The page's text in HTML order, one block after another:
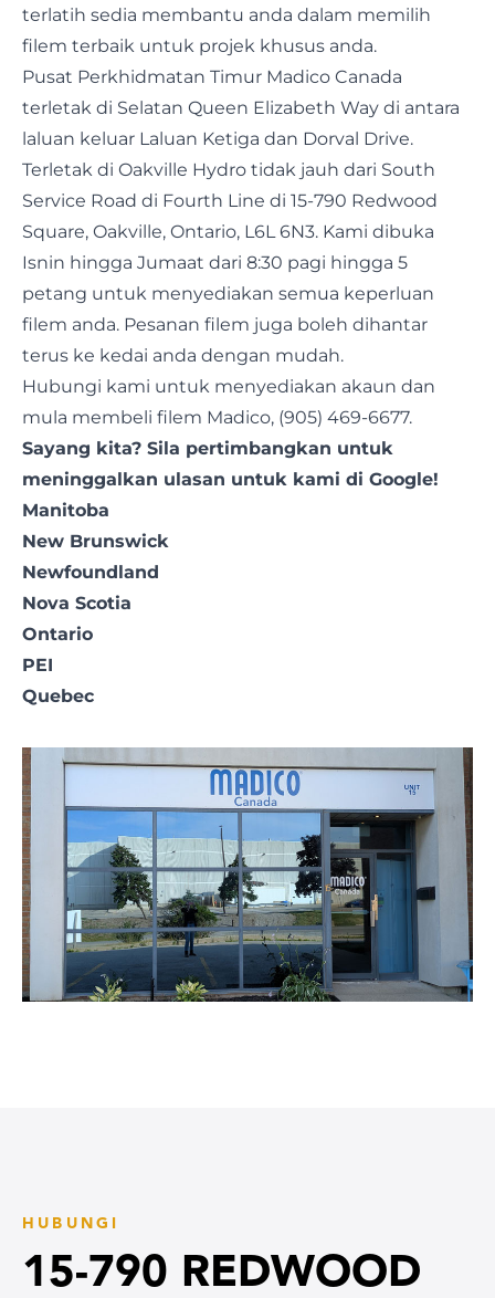
terlatih sedia membantu anda dalam memilih
filem terbaik untuk projek khusus anda.
Pusat Perkhidmatan Timur Madico Canada
terletak di Selatan Queen Elizabeth Way di antara
laluan keluar Laluan Ketiga dan Dorval Drive.
Terletak di Oakville Hydro tidak jauh dari South
Service Road di Fourth Line di 15-790 Redwood
Square, Oakville, Ontario, L6L 6N3. Kami dibuka
Isnin hingga Jumaat dari 8:30 pagi hingga 5
petang untuk menyediakan semua keperluan
filem anda. Pesanan filem juga boleh dihantar
terus ke kedai anda dengan mudah.
Hubungi kami untuk menyediakan akaun dan
mula membeli filem Madico, (905) 469-6677.
Sayang kita? Sila pertimbangkan untuk
meninggalkan ulasan untuk kami di Google!
Manitoba
New Brunswick
Newfoundland
Nova Scotia
Ontario
PEI
Quebec
HUBUNGI
15-790 REDWOOD